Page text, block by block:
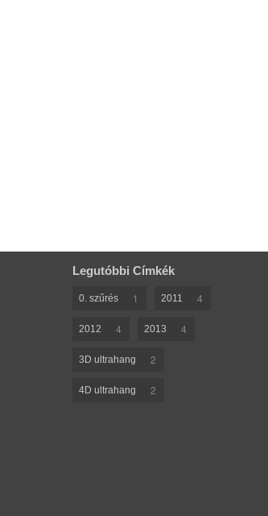
Legutóbbi Címkék
0. szűrés 1 2011 4
2012 4 2013 4
3D ultrahang 2
4D ultrahang 2